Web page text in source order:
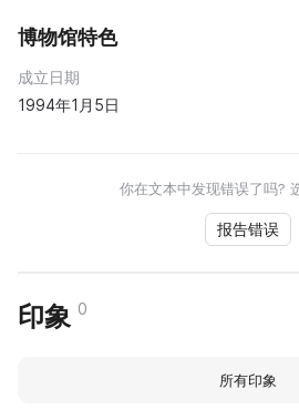
博物馆特色
成立日期
1994年1月5日
你在文本中发现错误了吗?
报告错误
印象 0
所有印象